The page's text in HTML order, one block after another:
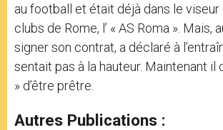
au football et était déjà dans le viseur
clubs de Rome, l’ « AS Roma ». Mais,
signer son contrat, a déclaré à
sentait pas à la hauteur. Maintenant il
» d’être prêtre.
Autres Publications :